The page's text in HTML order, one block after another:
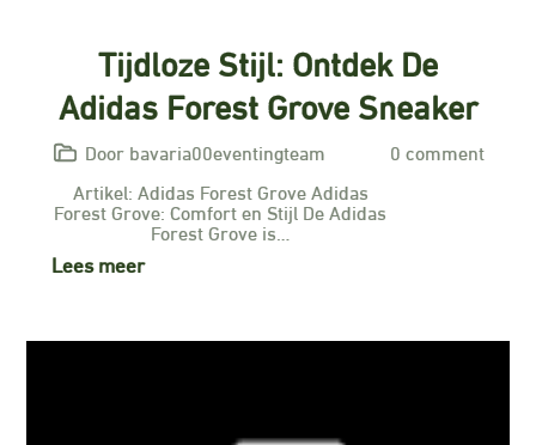
Tijdloze Stijl: Ontdek De
Adidas Forest Grove Sneaker
Door bavaria00eventingteam
0 comment
Artikel: Adidas Forest Grove Adidas
Forest Grove: Comfort en Stijl De Adidas
Forest Grove is…
Lees meer